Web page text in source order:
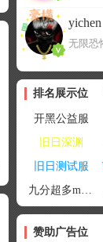
yichen
排名展示位
开黑公益服
旧日深渊
旧日测试服
九分超多mod群
赞助广告位